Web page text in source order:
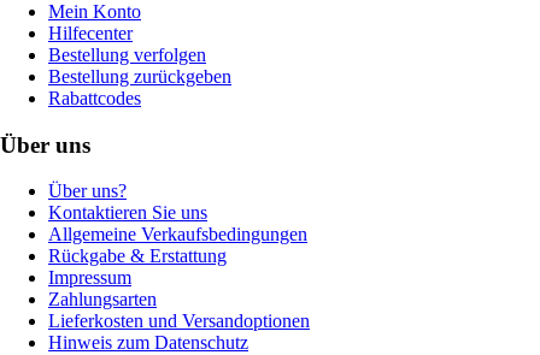
Mein Konto
Hilfecenter
Bestellung verfolgen
Bestellung zurückgeben
Rabattcodes
Über uns
Über uns?
Kontaktieren Sie uns
Allgemeine Verkaufsbedingungen
Rückgabe & Erstattung
Impressum
Zahlungsarten
Lieferkosten und Versandoptionen
Hinweis zum Datenschutz